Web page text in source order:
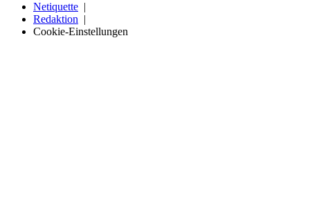
Netiquette
Redaktion
Cookie-Einstellungen